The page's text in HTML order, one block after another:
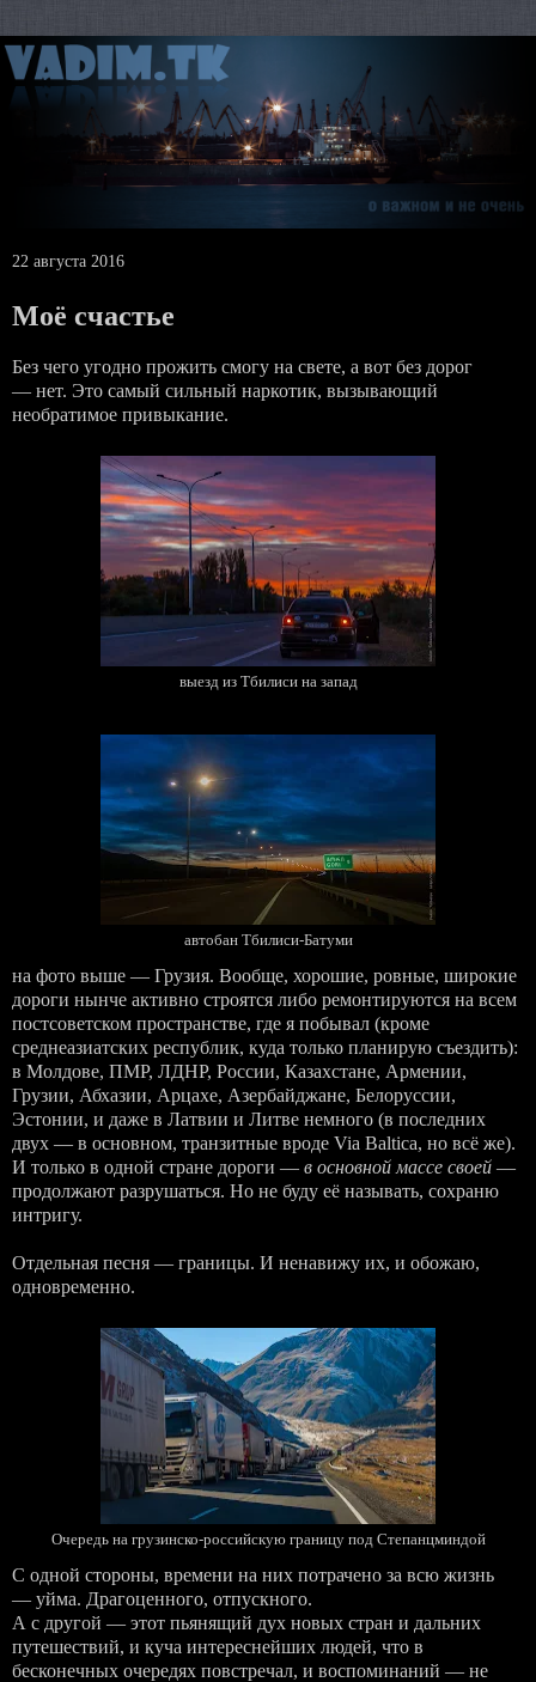
22 августа 2016
Моё счастье
Без чего угодно прожить смогу на свете, а вот без дорог
— нет. Это самый сильный наркотик, вызывающий
необратимое привыкание.
выезд из Тбилиси на запад
автобан Тбилиси-Батуми
на фото выше — Грузия. Вообще, хорошие, ровные, широкие
дороги нынче активно строятся либо ремонтируются на всем
постсоветском пространстве, где я побывал (кроме
среднеазиатских республик, куда только планирую съездить):
в Молдове, ПМР, ЛДНР, России, Казахстане, Армении,
Грузии, Абхазии, Арцахе, Азербайджане, Белоруссии,
Эстонии, и даже в Латвии и Литве немного (в последних
двух — в основном, транзитные вроде Via Baltica, но всё же).
И только в одной стране дороги — в основной массе своей —
продолжают разрушаться. Но не буду её называть, сохраню
интригу.
Отдельная песня — границы. И ненавижу их, и обожаю,
одновременно.
Очередь на грузинско-российскую границу под Степанцминдой
С одной стороны, времени на них потрачено за всю жизнь
— уйма. Драгоценного, отпускного.
А с другой — этот пьянящий дух новых стран и дальних
путешествий, и куча интереснейших людей, что в
бесконечных очередях повстречал, и воспоминаний — не